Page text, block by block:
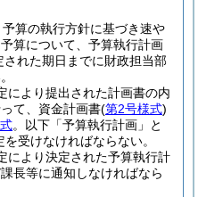
算の執行方針に基づき速や
算について、予算執行計画
された期日までに財政担当部
により提出された計画書の内
て、資金計画書(第2号様式)
。以下「予算執行計画」と
受けなければならない。
により決定された予算執行計
長等に通知しなければなら